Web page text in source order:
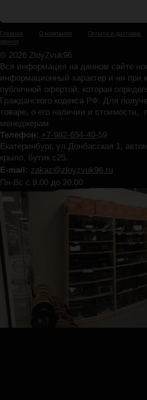
Главная О компании Оплата и доставка
звонок
© 2026 ZloyZvuk96
Вся информация на данном сайте
информационный характер и ни при
публичной офертой, которая
Гражданского кодекса РФ. Для
товаре, о его наличии и
менеджерам
Телефон: +7-982-654-40-59
Екатеринбург, ул.Донбасская 1,
крыло, бутик с25.
E-mail: zakaz@zloyzvuk96.ru
Пн-Вс с 9.00 до 20.00